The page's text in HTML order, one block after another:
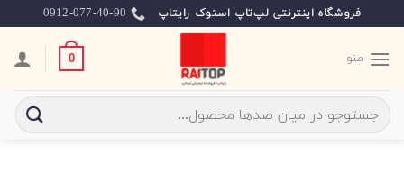
to
content
فروشگاه اینترنتی لپ‌تاپ استوک رایتاپ 0912-077-40-90
منو 0
جستجو
برای: